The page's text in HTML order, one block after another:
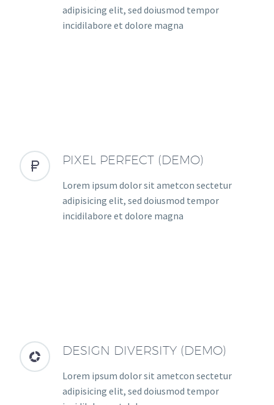
adipisicing elit, sed doiusmod tempor
incidilabore et dolore magna

 PIXEL PERFECT (DEMO)
Lorem ipsum dolor sit ametcon sectetur
adipisicing elit, sed doiusmod tempor
incidilabore et dolore magna

 DESIGN DIVERSITY (DEMO)
Lorem ipsum dolor sit ametcon sectetur
adipisicing elit, sed doiusmod tempor